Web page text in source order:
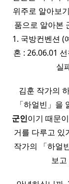
위주로 알아보
품으로 알아본
1. 국방컨벤션 (
혼 : 26.06.01
실
김훈 작가의
「하얼빈」을
군인이기 때문
거를 다루고 있
작가의 「하얼
보